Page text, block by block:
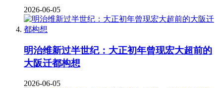
2026-06-05
明治维新过半世纪：大正初年曾现宏大超前的
大阪迁都构想
2026-06-05